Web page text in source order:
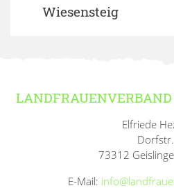
Wiesensteig
LANDFRAUENVERBAND
Elfriede
Dorfstr.
73312
E-Mail: